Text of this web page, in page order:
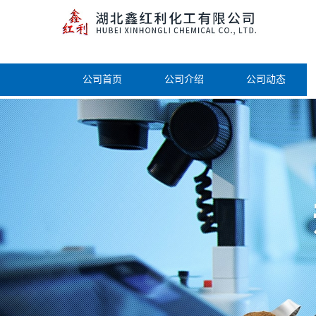
公司首页 公司介绍 公司动态